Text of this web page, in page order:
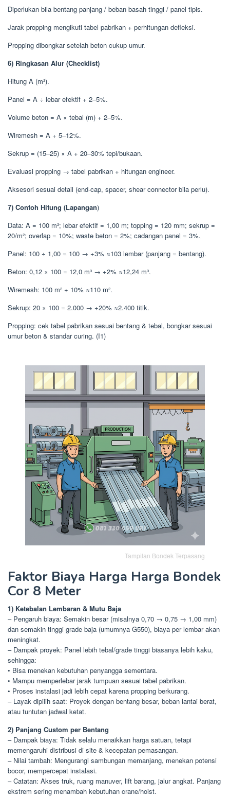
Diperlukan bila bentang panjang / beban basah tinggi / panel tipis.
Jarak propping mengikuti tabel pabrikan + perhitungan defleksi.
Propping dibongkar setelah beton cukup umur.
6) Ringkasan Alur (Checklist)
Hitung A (m²).
Panel = A ÷ lebar efektif + 2–5%.
Volume beton = A × tebal (m) + 2–5%.
Wiremesh = A + 5–12%.
Sekrup = (15–25) × A + 20–30% tepi/bukaan.
Evaluasi propping → tabel pabrikan + hitungan engineer.
Aksesori sesuai detail (end-cap, spacer, shear connector bila perlu).
7) Contoh Hitung (Lapangan)
Data: A = 100 m²; lebar efektif = 1,00 m; topping = 120 mm; sekrup =
20/m²; overlap = 10%; waste beton = 2%; cadangan panel = 3%.
Panel: 100 ÷ 1,00 = 100 → +3% ≈103 lembar (panjang = bentang).
Beton: 0,12 × 100 = 12,0 m³ → +2% ≈12,24 m³.
Wiremesh: 100 m² + 10% ≈110 m².
Sekrup: 20 × 100 = 2.000 → +20% ≈2.400 titik.
Propping: cek tabel pabrikan sesuai bentang & tebal, bongkar sesuai
umur beton & standar curing. (I1)
Tampilan Bondek Terpasang
Faktor Biaya Harga Harga Bondek
Cor 8 Meter
1) Ketebalan Lembaran & Mutu Baja
– Pengaruh biaya: Semakin besar (misalnya 0,70 → 0,75 → 1,00 mm)
dan semakin tinggi grade baja (umumnya G550), biaya per lembar akan
meningkat.
– Dampak proyek: Panel lebih tebal/grade tinggi biasanya lebih kaku,
sehingga:
• Bisa menekan kebutuhan penyangga sementara.
• Mampu memperlebar jarak tumpuan sesuai tabel pabrikan.
• Proses instalasi jadi lebih cepat karena propping berkurang.
– Layak dipilih saat: Proyek dengan bentang besar, beban lantai berat,
atau tuntutan jadwal ketat.
2) Panjang Custom per Bentang
– Dampak biaya: Tidak selalu menaikkan harga satuan, tetapi
memengaruhi distribusi di site & kecepatan pemasangan.
– Nilai tambah: Mengurangi sambungan memanjang, menekan potensi
bocor, mempercepat instalasi.
– Catatan: Akses truk, ruang manuver, lift barang, jalur angkat. Panjang
ekstrem sering menambah kebutuhan crane/hoist.